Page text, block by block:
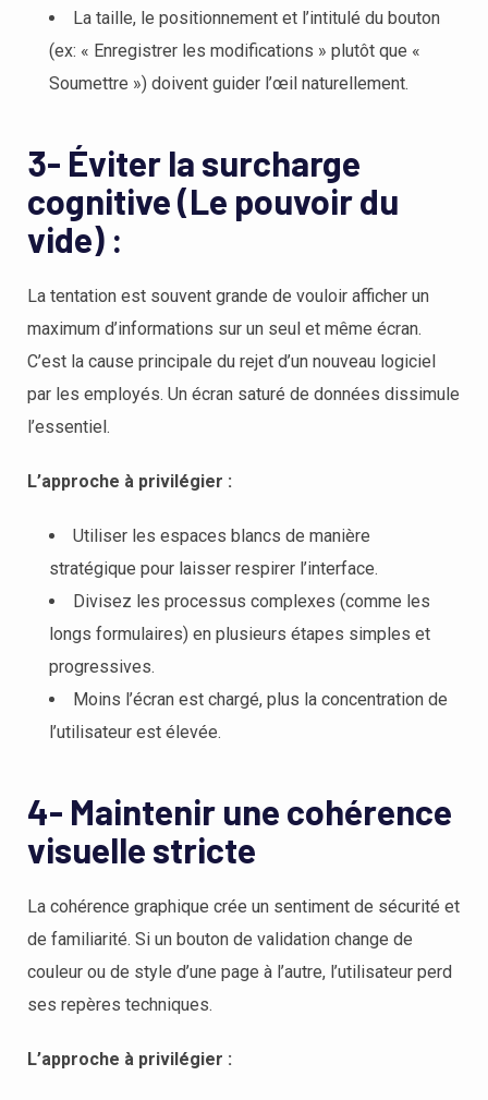
La taille, le positionnement et l’intitulé du bouton
(ex: « Enregistrer les modifications » plutôt que «
Soumettre ») doivent guider l’œil naturellement.
3- Éviter la surcharge
cognitive (Le pouvoir du
vide) :
La tentation est souvent grande de vouloir afficher un
maximum d’informations sur un seul et même écran.
C’est la cause principale du rejet d’un nouveau logiciel
par les employés. Un écran saturé de données dissimule
l’essentiel.
L’approche à privilégier :
Utiliser les espaces blancs de manière
stratégique pour laisser respirer l’interface.
Divisez les processus complexes (comme les
longs formulaires) en plusieurs étapes simples et
progressives.
Moins l’écran est chargé, plus la concentration de
l’utilisateur est élevée.
4- Maintenir une cohérence
visuelle stricte
La cohérence graphique crée un sentiment de sécurité et
de familiarité. Si un bouton de validation change de
couleur ou de style d’une page à l’autre, l’utilisateur perd
ses repères techniques.
L’approche à privilégier :